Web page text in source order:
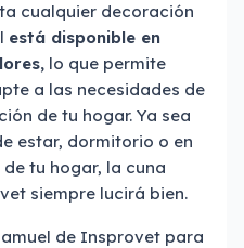
cualquier decoración
está disponible en
lo que permite
a las necesidades de
de tu hogar. Ya sea
estar, dormitorio o en
tu hogar, la cuna
siempre lucirá bien.
de Insprovet para